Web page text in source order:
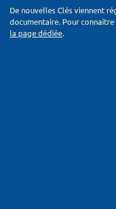
De nouvelles Clés viennent
documentaire. Pour
la page dédiée.